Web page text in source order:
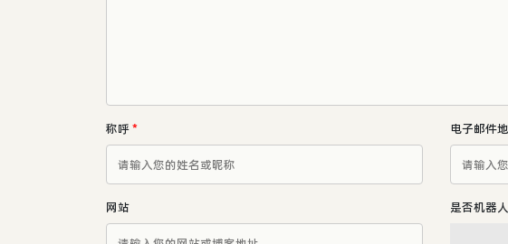
称呼* 电子邮件
网站 是否机器